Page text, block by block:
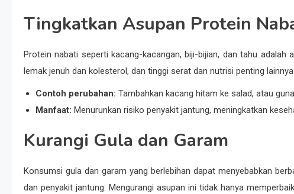
Tingkatkan Asupan Protein
Protein nabati seperti kacang-kacangan, biji-bijian, dan tahu
lemak jenuh dan kolesterol, dan tinggi serat dan nutrisi penting lainnya.
Contoh perubahan: Tambahkan kacang hitam ke salad, atau
Manfaat: Menurunkan risiko penyakit jantung, meningkatkan
Kurangi Gula dan Garam
Konsumsi gula dan garam yang berlebihan dapat menyebabkan
dan penyakit jantung. Mengurangi asupan ini tidak hanya